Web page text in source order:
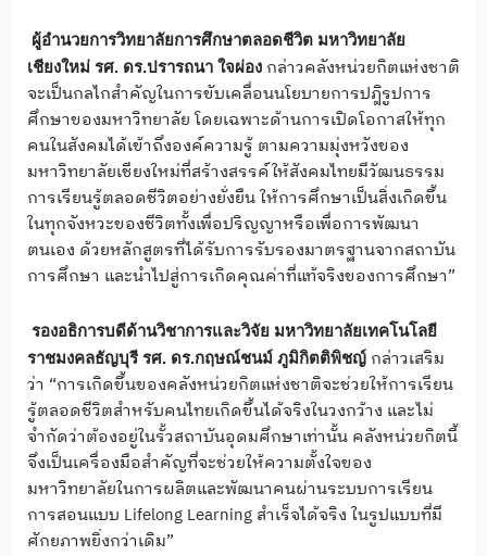
ผู้อำนวยการวิทยาลัยการศึกษาตลอดชีวิต มหาวิทยาลัย
เชียงใหม่ รศ. ดร.ปรารถนา ใจผ่อง กล่าวคลังหน่วยกิตแห่งชาติ
จะเป็นกลไกสำคัญในการขับเคลื่อนนโยบายการปฎิรูปการ
ศึกษาของมหาวิทยาลัย โดยเฉพาะด้านการเปิดโอกาสให้ทุก
คนในสังคมได้เข้าถึงองค์ความรู้ ตามความมุ่งหวังของ
มหาวิทยาลัยเชียงใหม่ที่สร้างสรรค์ให้สังคมไทยมีวัฒนธรรม
การเรียนรู้ตลอดชีวิตอย่างยั่งยืน ให้การศึกษาเป็นสิ่งเกิดขึ้น
ในทุกจังหวะของชีวิตทั้งเพื่อปริญญาหรือเพื่อการพัฒนา
ตนเอง ด้วยหลักสูตรที่ได้รับการรับรองมาตรฐานจากสถาบัน
การศึกษา และนำไปสู่การเกิดคุณค่าที่แท้จริงของการศึกษา”
รองอธิการบดีด้านวิชาการและวิจัย มหาวิทยาลัยเทคโนโลยี
ราชมงคลธัญบุรี รศ. ดร.กฤษณ์ชนม์ ภูมิกิตติพิชญ์ กล่าวเสริม
ว่า “การเกิดขึ้นของคลังหน่วยกิตแห่งชาติจะช่วยให้การเรียน
รู้ตลอดชีวิตสำหรับคนไทยเกิดขึ้นได้จริงในวงกว้าง และไม่
จำกัดว่าต้องอยู่ในรั้วสถาบันอุดมศึกษาเท่านั้น คลังหน่วยกิตนี้
จึงเป็นเครื่องมือสำคัญที่จะช่วยให้ความตั้งใจของ
มหาวิทยาลัยในการผลิตและพัฒนาคนผ่านระบบการเรียน
การสอนแบบ Lifelong Learning สำเร็จได้จริง ในรูปแบบที่มี
ศักยภาพยิ่งกว่าเดิม”